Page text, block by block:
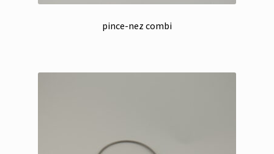
pince-nez combi